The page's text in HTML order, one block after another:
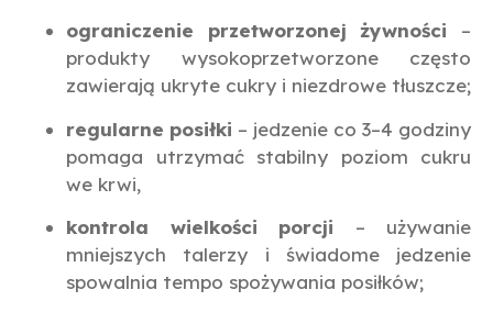
ograniczenie przetworzonej żywności –
produkty wysokoprzetworzone często
zawierają ukryte cukry i niezdrowe tłuszcze;
regularne posiłki – jedzenie co 3–4 godziny
pomaga utrzymać stabilny poziom cukru
we krwi,
kontrola wielkości porcji – używanie
mniejszych talerzy i świadome jedzenie
spowalnia tempo spożywania posiłków;